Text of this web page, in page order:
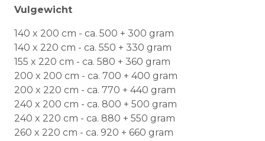
Vulgewicht
140 x 200 cm - ca. 500 + 300 gram
140 x 220 cm - ca. 550 + 330 gram
155 x 220 cm - ca. 580 + 360 gram
200 x 200 cm - ca. 700 + 400 gram
200 x 220 cm - ca. 770 + 440 gram
240 x 200 cm - ca. 800 + 500 gram
240 x 220 cm - ca. 880 + 550 gram
260 x 220 cm - ca. 920 + 660 gram